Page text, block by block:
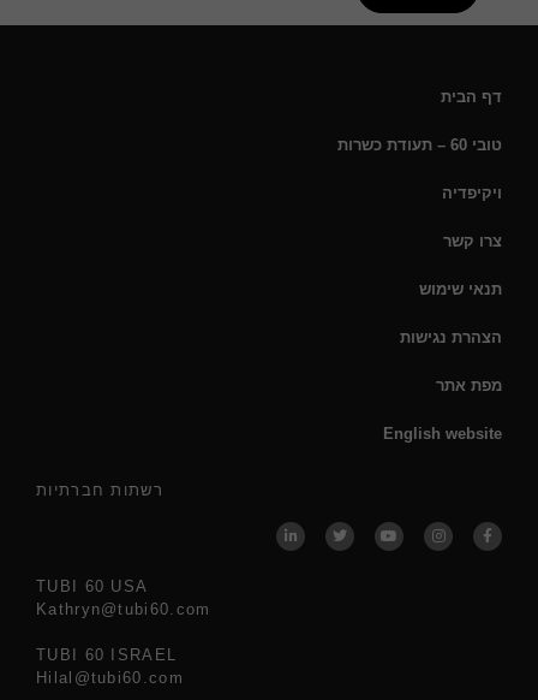
רשתות חברתיות
TUBI 60 USA
Kathryn@tubi60.com
TUBI 60 ISRAEL
Hilal@tubi60.com
דף הבית
טובי 60 – תעודת כשרות
ויקיפדיה
צרו קשר
תנאי שימוש
הצהרת נגישות
מפת אתר
English website